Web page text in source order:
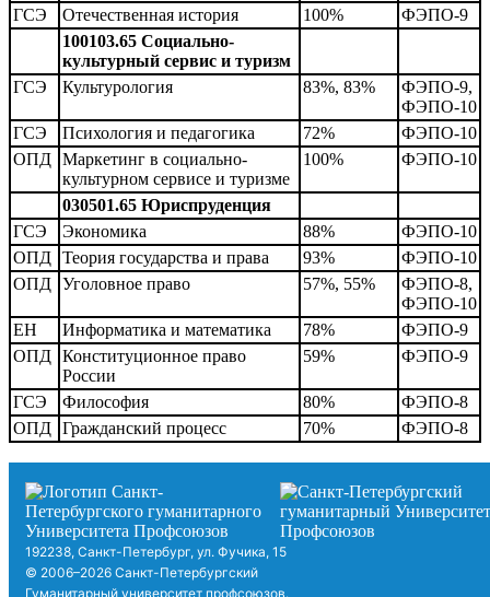
ГСЭ Отечественная история 100%
ФЭПО-9
100103.65 Социально-
культурный сервис и туризм
ГСЭ
Культурология 83%, 83%
ФЭПО-9,
ФЭПО-10
ГСЭ
Психология и педагогика 72%
ФЭПО-10
ОПД Маркетинг в социально-
культурном сервисе и туризме
100% ФЭПО-10
030501.65 Юриспруденция
ГСЭ
Экономика 88%
ФЭПО-10
ОПД Теория государства и права 93%
ФЭПО-10
ОПД Уголовное право 57%, 55%
ФЭПО-8,
ФЭПО-10
ЕН
Информатика и математика 78%
ФЭПО-9
ОПД Конституционное право
России
59% ФЭПО-9
ГСЭ Философия 80%
ФЭПО-8
ОПД Гражданский процесс 70% ФЭПО-8
192238, Санкт-Петербург, ул. Фучика, 15
© 2006–2026 Санкт-Петербургский
Гуманитарный университет профсоюзов.